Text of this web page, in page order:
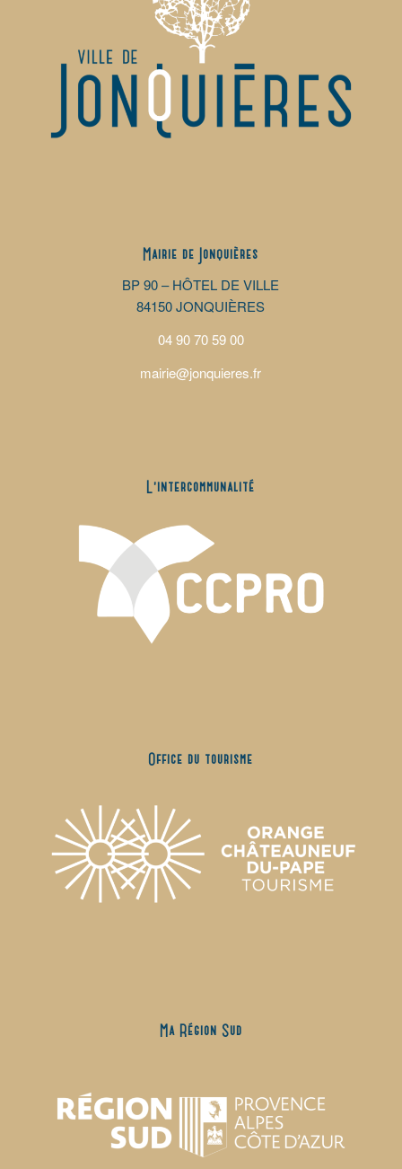
Mairie de Jonquières
BP 90 – HÔTEL DE VILLE
84150 JONQUIÈRES
04 90 70 59 00
mairie@jonquieres.fr
L’intercommunalité
Office du tourisme
Ma Région Sud